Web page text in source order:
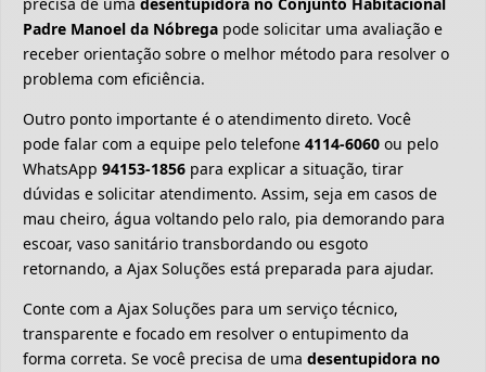
precisa de uma desentupidora no Conjunto Habitacional
Padre Manoel da Nóbrega pode solicitar uma avaliação e
receber orientação sobre o melhor método para resolver o
problema com eficiência.
Outro ponto importante é o atendimento direto. Você
pode falar com a equipe pelo telefone 4114-6060 ou pelo
WhatsApp 94153-1856 para explicar a situação, tirar
dúvidas e solicitar atendimento. Assim, seja em casos de
mau cheiro, água voltando pelo ralo, pia demorando para
escoar, vaso sanitário transbordando ou esgoto
retornando, a Ajax Soluções está preparada para ajudar.
Conte com a Ajax Soluções para um serviço técnico,
transparente e focado em resolver o entupimento da
forma correta. Se você precisa de uma desentupidora no